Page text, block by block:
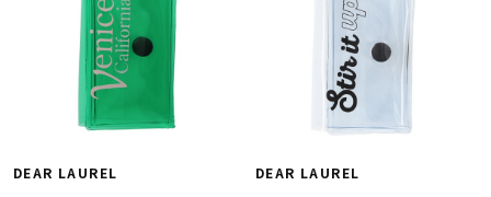
DEAR LAUREL DEAR LAUREL